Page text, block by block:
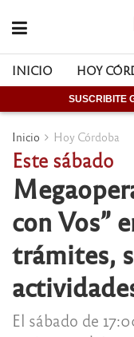
INICIO HOY
SUSCRIBITE
Inicio Hoy Córdoba
Este sábado
con Vos”
trámites,
El sábado de